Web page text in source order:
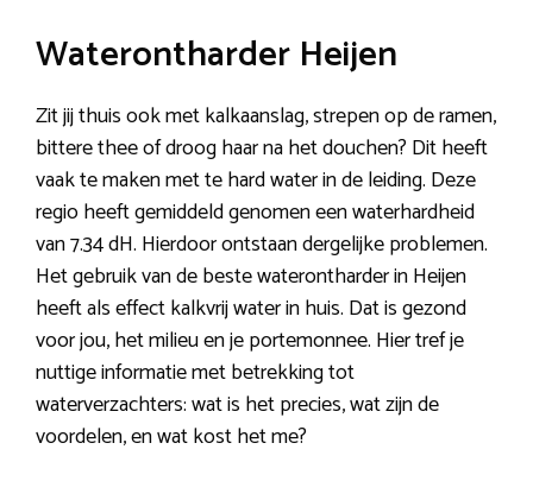
Waterontharder Heijen
Zit jij thuis ook met kalkaanslag, strepen op de ramen,
bittere thee of droog haar na het douchen? Dit heeft
vaak te maken met te hard water in de leiding. Deze
regio heeft gemiddeld genomen een waterhardheid
van 7.34 dH. Hierdoor ontstaan dergelijke problemen.
Het gebruik van de beste waterontharder in Heijen
heeft als effect kalkvrij water in huis. Dat is gezond
voor jou, het milieu en je portemonnee. Hier tref je
nuttige informatie met betrekking tot
waterverzachters: wat is het precies, wat zijn de
voordelen, en wat kost het me?